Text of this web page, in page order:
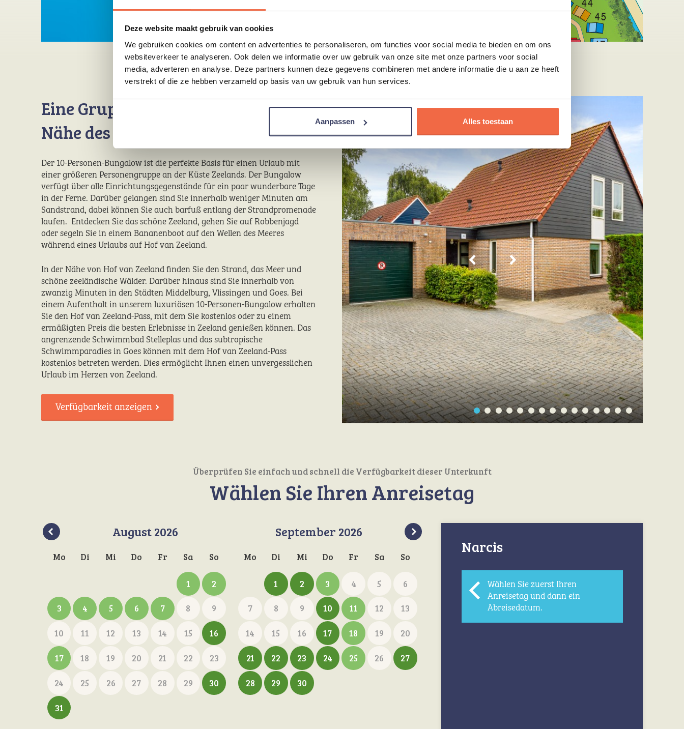
Deze website maakt gebruik van cookies
We gebruiken cookies om content en advertenties te personaliseren, om functies voor social media te bieden en om ons
websiteverkeer te analyseren. Ook delen we informatie over uw gebruik van onze site met onze partners voor social
media, adverteren en analyse. Deze partners kunnen deze gegevens combineren met andere informatie die u aan ze heeft
verstrekt of die ze hebben verzameld op basis van uw gebruik van hun services.
Aanpassen Alles toestaan
Eine Gruppenunterkunft in der
Nähe des Strandes von Zeeland
Der 10-Personen-Bungalow ist die perfekte Basis für einen Urlaub mit
einer größeren Personengruppe an der Küste Zeelands. Der Bungalow
verfügt über alle Einrichtungsgegenstände für ein paar wunderbare Tage
in der Ferne. Darüber gelangen sind Sie innerhalb weniger Minuten am
Sandstrand, dabei können Sie auch barfuß entlang der Strandpromenade
laufen. Entdecken Sie das schöne Zeeland, gehen Sie auf Robbenjagd
oder segeln Sie in einem Bananenboot auf den Wellen des Meeres
während eines Urlaubs auf Hof van Zeeland.
In der Nähe von Hof van Zeeland finden Sie den Strand, das Meer und
schöne zeeländische Wälder. Darüber hinaus sind Sie innerhalb von
zwanzig Minuten in den Städten Middelburg, Vlissingen und Goes. Bei
einem Aufenthalt in unserem luxuriösen 10-Personen-Bungalow erhalten
Sie den Hof van Zeeland-Pass, mit dem Sie kostenlos oder zu einem
ermäßigten Preis die besten Erlebnisse in Zeeland genießen können. Das
angrenzende Schwimmbad Stelleplas und das subtropische
Schwimmparadies in Goes können mit dem Hof van Zeeland-Pass
kostenlos betreten werden. Dies ermöglicht Ihnen einen unvergesslichen
Urlaub im Herzen von Zeeland.
Verfügbarkeit anzeigen
Überprüfen Sie einfach und schnell die Verfügbarkeit dieser Unterkunft
Wählen Sie Ihren Anreisetag
August2026
Mo Di Mi Do Fr Sa So
1 2
3 4 5 6 7 8 9
10 11 12 13 14 15 16
17 18 19 20 21 22 23
24 25 26 27 28 29 30
31
September 2026
Mo Di Mi Do Fr Sa So
1 2 3 4 5 6
7 8 9 10 11 12 13
14 15 16 17 18 19 20
21 22 23 24 25 26 27
28 29 30
Narcis
Wählen Sie zuerst Ihren
Anreisetag und dann ein
Abreisedatum.